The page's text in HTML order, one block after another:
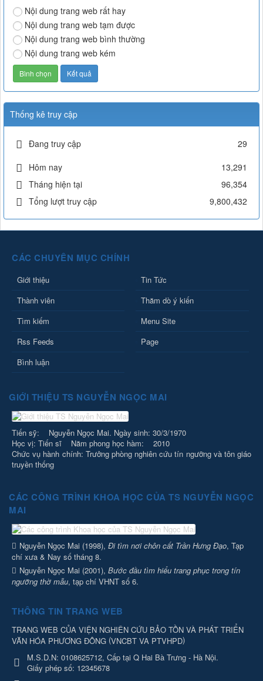
Nội dung trang web rất hay
Nội dung trang web tạm được
Nội dung trang web bình thường
Nội dung trang web kém
Thống kê truy cập
Đang truy cập
29
Hôm nay
13,291
Tháng hiện tại
96,354
Tổng lượt truy cập
9,800,432
CÁC CHUYÊN MỤC CHÍNH
Giới thiệu
Tin Tức
Thành viên
Thăm dò ý kiến
Tìm kiếm
Menu Site
Rss Feeds
Page
Bình luận
GIỚI THIỆU TS NGUYỄN NGỌC MAI
Tiến sỹ: Nguyễn Ngọc Mai. Ngày sinh: 30/3/1970
Học vị: Tiến sĩ Năm phong học hàm: 2010
Chức vụ hành chính: Trưởng phòng nghiên cứu tín ngưỡng và tôn giáo
truyền thống
CÁC CÔNG TRÌNH KHOA HỌC CỦA TS NGUYỄN NGỌC
MAI
Nguyễn Ngọc Mai (1998), Đi tìm nơi chôn cất Trần Hưng Đạo, Tạp
chí xưa & Nay số tháng 8.
Nguyễn Ngọc Mai (2001), Bước đầu tìm hiểu trang phục trong tín
ngưỡng thờ mẫu, tạp chí VHNT số 6.
THÔNG TIN TRANG WEB
TRANG WEB CỦA VIỆN NGHIÊN CỨU BẢO TỒN VÀ PHÁT TRIỂN
VĂN HÓA PHƯƠNG ĐÔNG (VNCBT VA PTVHPD)
M.S.D.N: 0108625712, Cấp tại Q Hai Bà Trưng - Hà Nội.
Giấy phép số: 12345678